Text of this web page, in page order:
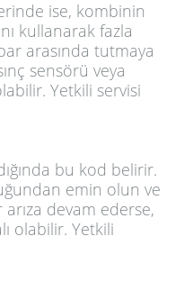
ise, kombinin
kullanarak fazla
arasında tutmaya
sensörü veya
Yetkili servisi
bu kod belirir.
emin olun ve
arıza devam ederse,
olabilir. Yetkili